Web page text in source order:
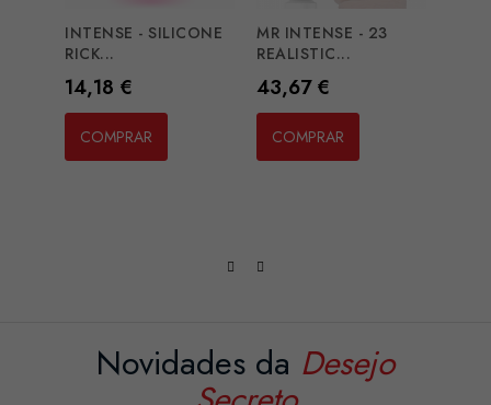
INTENSE - SILICONE
RICK...
Preço
14,18 €
COMPRAR
MR INTENSE - 23
REALISTIC...
Preço
43,67 €
COMPRAR
Novidades da Desejo